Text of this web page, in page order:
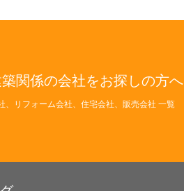
関係の会社をお探しの方へ
、リフォーム会社、住宅会社、販売会社 一覧